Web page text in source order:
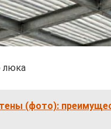
люка
(фото):